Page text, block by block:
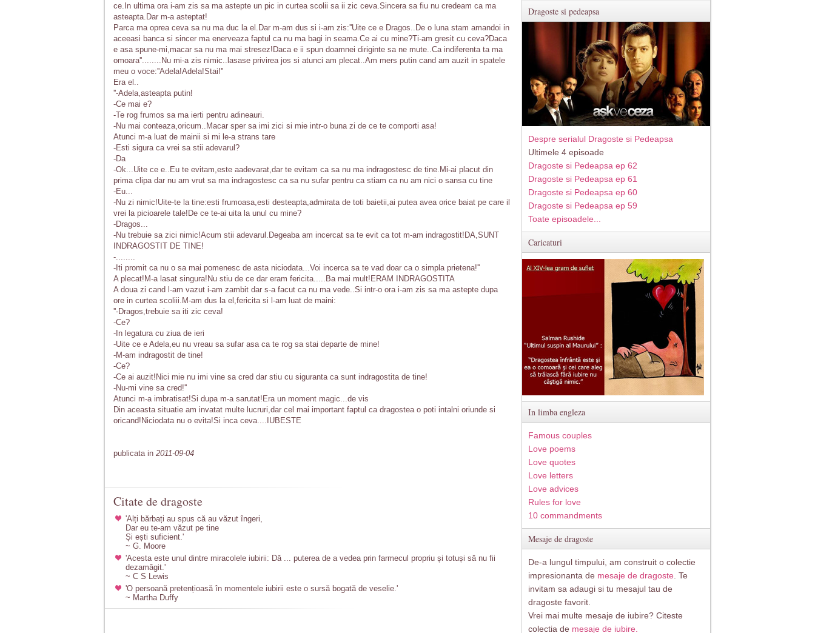
ce.In ultima ora i-am zis sa ma astepte un pic in curtea scolii sa ii zic ceva.Sincera sa fiu nu credeam ca ma
asteapta.Dar m-a asteptat!
Parca ma oprea ceva sa nu ma duc la el.Dar m-am dus si i-am zis:''Uite ce e Dragos..De o luna stam amandoi in
aceeasi banca si sincer ma enerveaza faptul ca nu ma bagi in seama.Ce ai cu mine?Ti-am gresit cu ceva?Daca
e asa spune-mi,macar sa nu ma mai stresez!Daca e ii spun doamnei diriginte sa ne mute..Ca indiferenta ta ma
omoara''........Nu mi-a zis nimic..lasase privirea jos si atunci am plecat..Am mers putin cand am auzit in spatele
meu o voce:''Adela!Adela!Stai!''
Era el..
''-Adela,asteapta putin!
-Ce mai e?
-Te rog frumos sa ma ierti pentru adineauri.
-Nu mai conteaza,oricum..Macar sper sa imi zici si mie intr-o buna zi de ce te comporti asa!
Atunci m-a luat de mainii si mi le-a strans tare
-Esti sigura ca vrei sa stii adevarul?
-Da
-Ok...Uite ce e..Eu te evitam,este aadevarat,dar te evitam ca sa nu ma indragostesc de tine.Mi-ai placut din
prima clipa dar nu am vrut sa ma indragostesc ca sa nu sufar pentru ca stiam ca nu am nici o sansa cu tine
-Eu...
-Nu zi nimic!Uite-te la tine:esti frumoasa,esti desteapta,admirata de toti baietii,ai putea avea orice baiat pe care il
vrei la picioarele tale!De ce te-ai uita la unul cu mine?
-Dragos...
-Nu trebuie sa zici nimic!Acum stii adevarul.Degeaba am incercat sa te evit ca tot m-am indragostit!DA,SUNT
INDRAGOSTIT DE TINE!
-........
-Iti promit ca nu o sa mai pomenesc de asta niciodata...Voi incerca sa te vad doar ca o simpla prietena!''
A plecat!M-a lasat singura!Nu stiu de ce dar eram fericita.....Ba mai mult!ERAM INDRAGOSTITA
A doua zi cand l-am vazut i-am zambit dar s-a facut ca nu ma vede..Si intr-o ora i-am zis sa ma astepte dupa
ore in curtea scoliii.M-am dus la el,fericita si l-am luat de maini:
''-Dragos,trebuie sa iti zic ceva!
-Ce?
-In legatura cu ziua de ieri
-Uite ce e Adela,eu nu vreau sa sufar asa ca te rog sa stai departe de mine!
-M-am indragostit de tine!
-Ce?
-Ce ai auzit!Nici mie nu imi vine sa cred dar stiu cu siguranta ca sunt indragostita de tine!
-Nu-mi vine sa cred!''
Atunci m-a imbratisat!Si dupa m-a sarutat!Era un moment magic...de vis
Din aceasta situatie am invatat multe lucruri,dar cel mai important faptul ca dragostea o poti intalni oriunde si
oricand!Niciodata nu o evita!Si inca ceva....IUBESTE
publicata in 2011-09-04
Citate de dragoste
'Alți bărbați au spus că au văzut îngeri,
Dar eu te-am văzut pe tine
Și ești suficient.'
~ G. Moore
'Acesta este unul dintre miracolele iubirii: Dă ... puterea de a vedea prin farmecul propriu și totuși să nu fii
dezamăgit.'
~ C S Lewis
'O persoană pretențioasă în momentele iubirii este o sursă bogată de veselie.'
~ Martha Duffy
Dragoste si pedeapsa
Despre serialul Dragoste si Pedeapsa
Ultimele 4 episoade
Dragoste si Pedeapsa ep 62
Dragoste si Pedeapsa ep 61
Dragoste si Pedeapsa ep 60
Dragoste si Pedeapsa ep 59
Toate episoadele...
Caricaturi
In limba engleza
Famous couples
Love poems
Love quotes
Love letters
Love advices
Rules for love
10 commandments
Mesaje de dragoste
De-a lungul timpului, am construit o colectie
impresionanta de mesaje de dragoste . Te
invitam sa adaugi si tu mesajul tau de
dragoste favorit.
Vrei mai multe mesaje de iubire? Citeste
colectia de mesaje de iubire.